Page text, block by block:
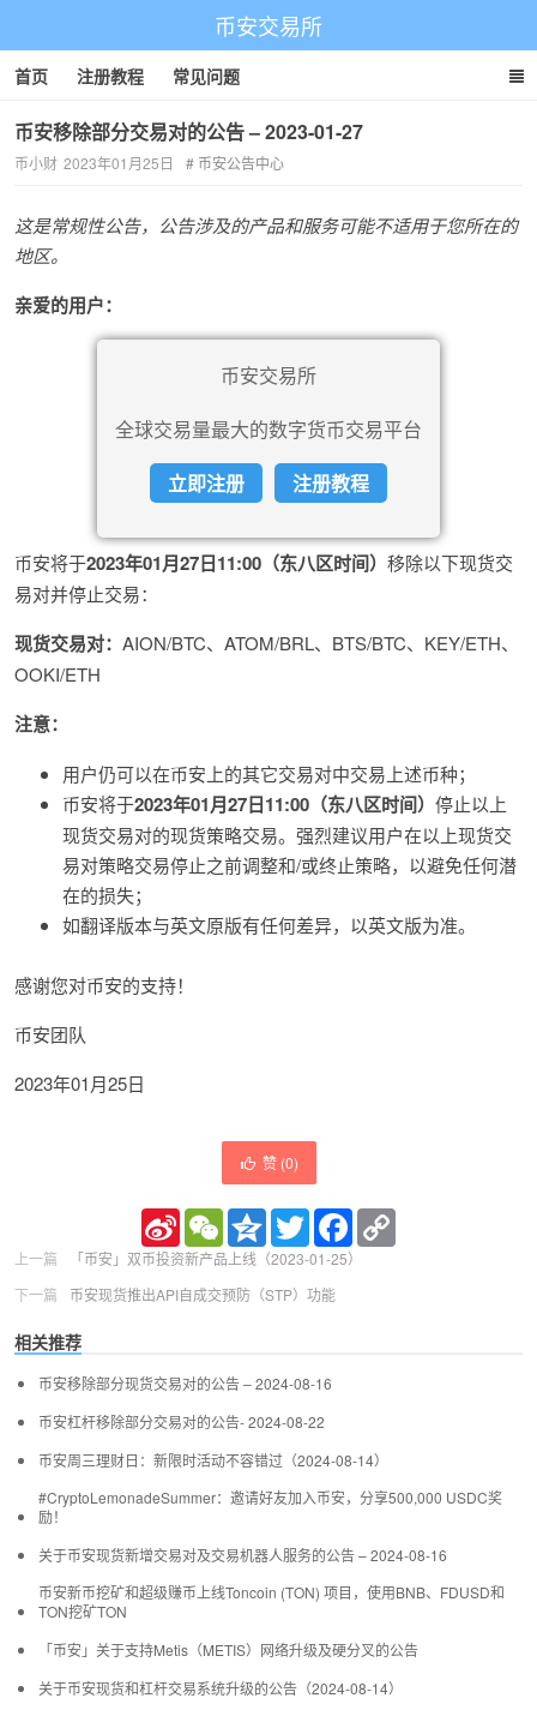
币安交易所
首页 注册教程 常见问题
币安移除部分交易对的公告 – 2023-01-27
币小财 2023年01月25日 币安公告中心
这是常规性公告，公告涉及的产品和服务可能不适用于您所在的
地区。
亲爱的用户：
币安交易所
全球交易量最大的数字货币交易平台
立即注册
注册教程
币安将于2023年01月27日11:00（东八区时间） 移除以下现货交
易对并停止交易：
现货交易对： AION/BTC、ATOM/BRL、BTS/BTC、KEY/ETH、
OOKI/ETH
注意：
用户仍可以在币安上的其它交易对中交易上述币种；
币安将于2023年01月27日11:00（东八区时间） 停止以上
现货交易对的现货策略交易。强烈建议用户在以上现货交
易对策略交易停止之前调整和/或终止策略，以避免任何潜
在的损失；
如翻译版本与英文原版有任何差异，以英文版为准。
感谢您对币安的支持！
币安团队
2023年01月25日
赞 (0)
Sina
Weibo
WeChatQzoneTwitterFacebook
上一篇
「币安」双币投资新产品上线（2023-01-25）
下一篇
币安现货推出API自成交预防（STP）功能
相关推荐
币安移除部分现货交易对的公告 – 2024-08-16
币安杠杆移除部分交易对的公告- 2024-08-22
币安周三理财日：新限时活动不容错过（2024-08-14）
#CryptoLemonadeSummer：邀请好友加入币安，分享500,000 USDC奖
励！
关于币安现货新增交易对及交易机器人服务的公告 – 2024-08-16
币安新币挖矿和超级赚币上线Toncoin (TON) 项目，使用BNB、FDUSD和
TON挖矿TON
「币安」关于支持Metis（METIS）网络升级及硬分叉的公告
关于币安现货和杠杆交易系统升级的公告（2024-08-14）